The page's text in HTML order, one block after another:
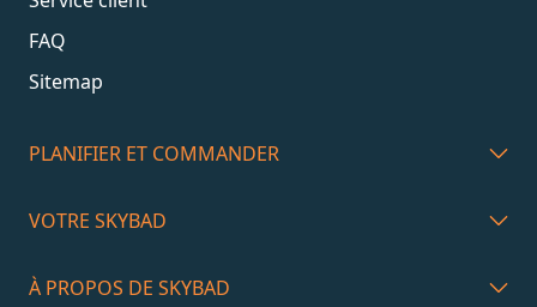
FAQ
Sitemap
PLANIFIER ET COMMANDER
VOTRE SKYBAD
À PROPOS DE SKYBAD